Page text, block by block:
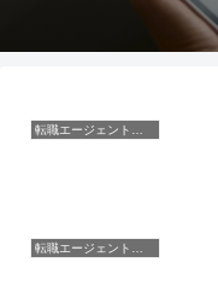
転職エージェント活用
転職エージェント活用